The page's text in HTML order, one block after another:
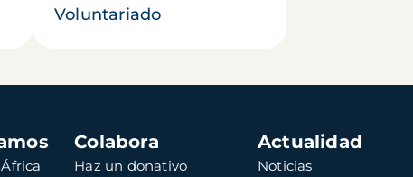
Voluntariado
Colabora
Haz un donativo
Actualidad
Noticias